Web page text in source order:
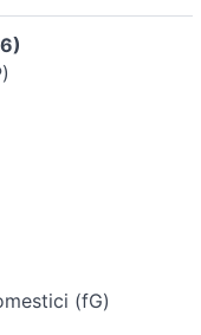
(fG)